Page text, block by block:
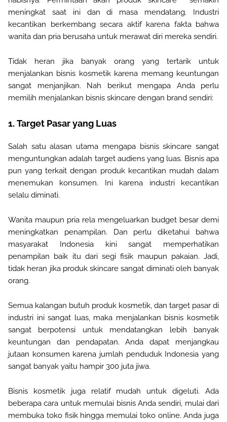
meningkat saat ini dan di masa mendatang. Industri
kecantikan berkembang secara aktif karena fakta bahwa
wanita dan pria berusaha untuk merawat diri mereka sendiri.
Tidak heran jika banyak orang yang tertarik untuk
menjalankan bisnis kosmetik karena memang keuntungan
sangat menjanjikan. Nah berikut mengapa Anda perlu
memilih menjalankan bisnis skincare dengan brand sendiri:
1. Target Pasar yang Luas
Salah satu alasan utama mengapa bisnis skincare sangat
menguntungkan adalah target audiens yang luas. Bisnis apa
pun yang terkait dengan produk kecantikan mudah dalam
menemukan konsumen. Ini karena industri kecantikan
selalu diminati.
Wanita maupun pria rela mengeluarkan budget besar demi
meningkatkan penampilan. Dan perlu diketahui bahwa
masyarakat Indonesia kini sangat memperhatikan
penampilan baik itu dari segi fisik maupun pakaian. Jadi,
tidak heran jika produk skincare sangat diminati oleh banyak
orang.
Semua kalangan butuh produk kosmetik, dan target pasar di
industri ini sangat luas, maka menjalankan bisnis kosmetik
sangat berpotensi untuk mendatangkan lebih banyak
keuntungan dan pendapatan. Anda dapat menjangkau
jutaan konsumen karena jumlah penduduk Indonesia yang
sangat banyak yaitu hampir 300 juta jiwa.
Bisnis kosmetik juga relatif mudah untuk digeluti. Ada
beberapa cara untuk memulai bisnis Anda sendiri, mulai dari
membuka toko fisik hingga memulai toko online. Anda juga